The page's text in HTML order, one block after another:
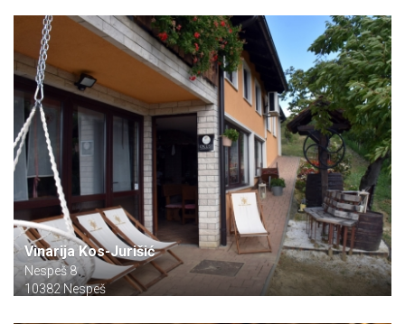
Vinarija Kos-Jurišić
Nespeš 8
10382 Nespeš